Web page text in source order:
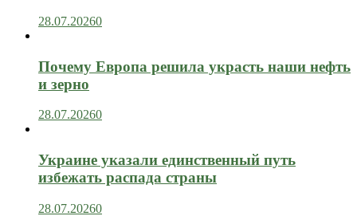
28.07.20260
Почему Европа решила украсть наши нефть
и зерно
28.07.20260
Украине указали единственный путь
избежать распада страны
28.07.20260